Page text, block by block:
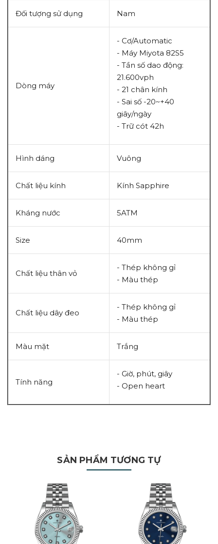
Đối tượng sử dụng Nam
Dòng máy
- Cơ/Automatic
- Máy Miyota 82S5
- Tần số dao động:
21.600vph
- 21 chân kính
- Sai số -20~+40
giây/ngày
- Trữ cót 42h
Hình dáng Vuông
Chất liệu kính Kính Sapphire
Kháng nước 5ATM
Size 40mm
Chất liệu thân vỏ
- Thép không gỉ
- Màu thép
Chất liệu dây đeo
- Thép không gỉ
- Màu thép
Màu mặt Trắng
Tính năng
- Giờ, phút, giây
- Open heart
SẢN PHẨM TƯƠNG TỰ